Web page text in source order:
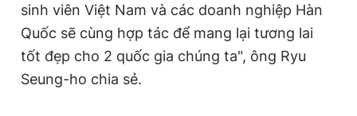
sinh viên Việt Nam và các doanh nghiệp Hàn
Quốc sẽ cùng hợp tác để mang lại tương lai
tốt đẹp cho 2 quốc gia chúng ta", ông Ryu
Seung-ho chia sẻ.